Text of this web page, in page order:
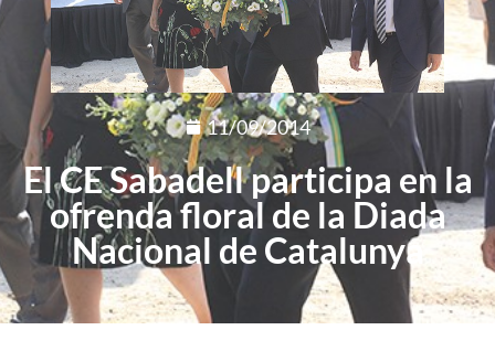
11/09/2014
El CE Sabadell participa en la
ofrenda floral de la Diada
Nacional de Catalunya